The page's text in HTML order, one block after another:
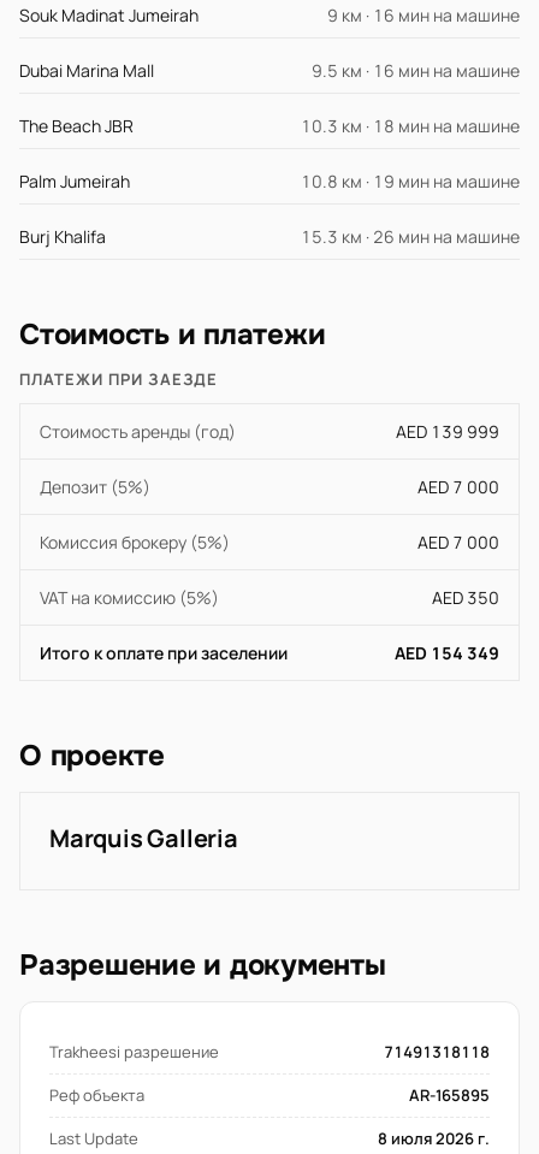
Souk Madinat Jumeirah 9 км · 16 мин на машине
Dubai Marina Mall 9.5 км · 16 мин на машине
The Beach JBR 10.3 км · 18 мин на машине
Palm Jumeirah 10.8 км · 19 мин на машине
Burj Khalifa 15.3 км · 26 мин на машине
Стоимость и платежи
ПЛАТЕЖИ ПРИ ЗАЕЗДЕ
Стоимость аренды (год) AED 139 999
Депозит (5%) AED 7 000
Комиссия брокеру (5%) AED 7 000
VAT на комиссию (5%) AED 350
Итого к оплате при заселении AED 154 349
О проекте
Marquis Galleria
Разрешение и документы
Trakheesi разрешение
71491318118
Реф объекта
AR-165895
Last Update
8 июля 2026 г.